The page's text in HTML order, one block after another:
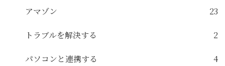
アマゾン 23
トラブルを解決する 2
パソコンと連携する 4